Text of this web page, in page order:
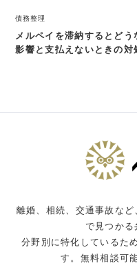
債務整理
メルペイを滞納するとどう
影響と支払えないときの対
離婚、相続、交通事故な
で見つかる
分野別に特化しているた
す。無料相談可